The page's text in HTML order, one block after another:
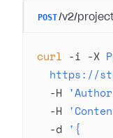
POST/v2/
curl -i -X
https://
  -H
  -H
  -d
'{